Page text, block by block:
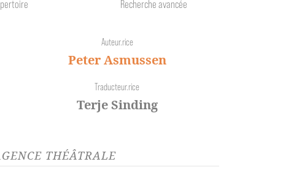
Recherche avancée
Auteur.rice
Peter Asmussen
Traducteur.rice
Terje Sinding
THÉÂTRALE